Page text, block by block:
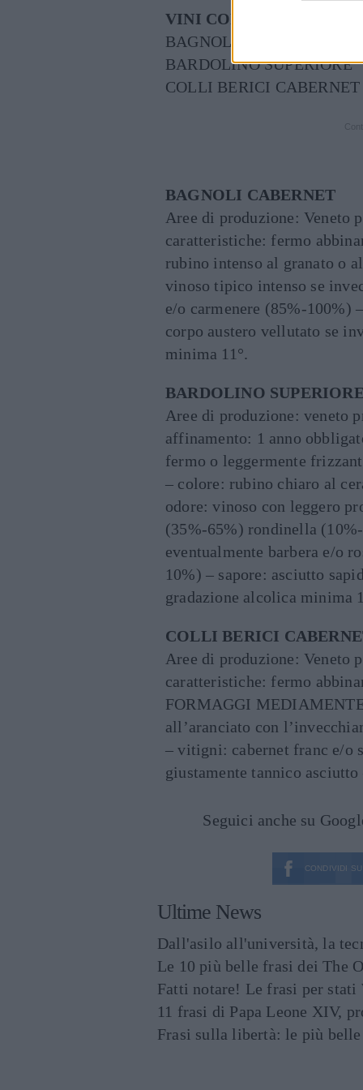
VINI CONSIGLIATI
BAGNOLI CABERNET
BARDOLINO SUPERIORE
COLLI BERICI CABERNET
BAGNOLI CABERNET
Aree di produzione: Veneto
caratteristiche: fermo
rubino intenso al granato o
vinoso tipico intenso se
e/o carmenere (85%-100%)
corpo austero vellutato se
minima 11°.
BARDOLINO SUPERIORE
Aree di produzione: veneto
affinamento: 1 anno
fermo o leggermente
– colore: rubino chiaro al
odore: vinoso con leggero
(35%-65%) rondinella
eventualmente barbera e/o
10%) – sapore: asciutto
gradazione alcolica minima
COLLI BERICI
Aree di produzione: Veneto
caratteristiche: fermo
FORMAGGI
all’aranciato con
– vitigni: cabernet franc e/o
giustamente tannico
Seguici anche su
CONDIVIDI SU
Ultime News
Dall'asilo all'università, la
Le 10 più belle frasi dei The
Fatti notare! Le frasi per stati
11 frasi di Papa Leone XIV,
Frasi sulla libertà: le più